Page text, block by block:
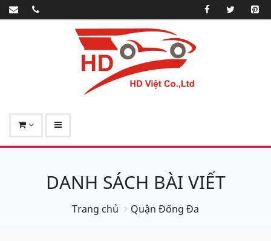
DANH SÁCH BÀI VIẾT
Trang chủ Quận Đống Đa